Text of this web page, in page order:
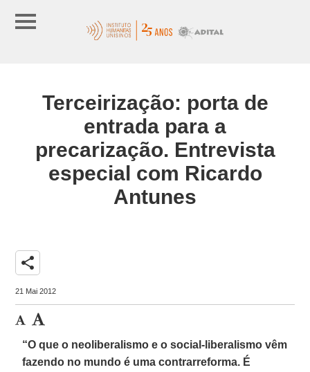
Terceirização: porta de
entrada para a
precarização. Entrevista
especial com Ricardo
Antunes
share
21 Mai 2012
“O que o neoliberalismo e o social-liberalismo vêm
fazendo no mundo é uma contrarreforma. É